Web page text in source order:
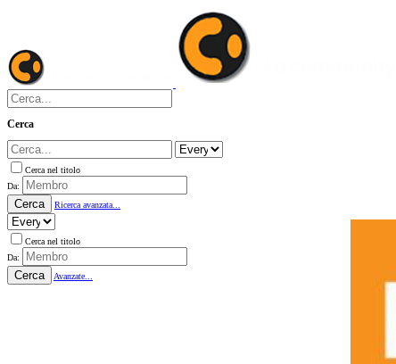
Cerca
Cerca nel titolo
Da:
Cerca Ricerca avanzata...
Cerca nel titolo
Da:
Cerca Avanzate...